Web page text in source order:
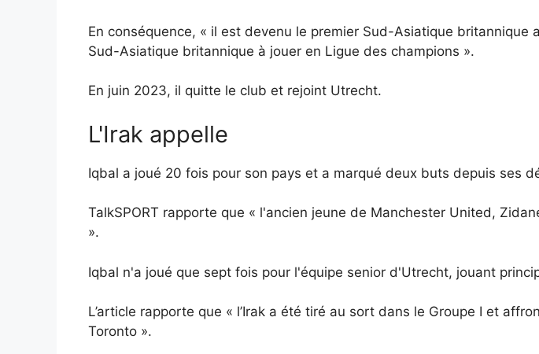
En conséquence, « il est devenu le premier Sud-Asiatique
Sud-Asiatique britannique à jouer en Ligue des champions ».
En juin 2023, il quitte le club et rejoint Utrecht.
L'Irak appelle
Iqbal a joué 20 fois pour son pays et a marqué deux buts depuis ses
TalkSPORT rapporte que « l'ancien jeune de Manchester United,
».
Iqbal n'a joué que sept fois pour l'équipe senior d'Utrecht, jouant
L’article rapporte que « l’Irak a été tiré au sort dans le Groupe I et
Toronto ».